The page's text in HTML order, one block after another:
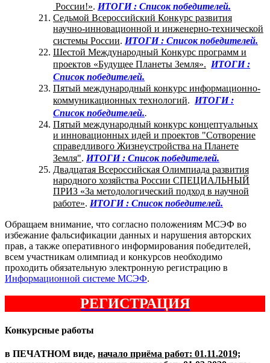
России!». ИТОГИ : Список победителей.
Седьмой Всероссийский Конкурс развития
научно-инновационной и инженерно-технической
системы России. ИТОГИ : Список победителей.
Шестой Международный Конкурс программ и
проектов «Будущее Планеты Земля». ИТОГИ :
Список победителей.
Пятый международный конкурс информационно-
коммуникационных технологий. ИТОГИ :
Список победителей..
Пятый международный конкурс концептуальных
и инновационных идей и проектов "Сотворение
справедливого Жизнеустройства на Планете
Земля". ИТОГИ : Список победителей.
Двадцатая Всероссийская Олимпиада развития
народного хозяйства России СПЕЦИАЛЬНЫЙ
ПРИЗ «За методологический подход в научной
работе». ИТОГИ : Список победителей.
Обращаем внимание, что согласно положениям МСЭФ во
избежание фальсификации данных и нарушения авторских
прав, а также оперативного информирования победителей,
всем участникам олимпиад и конкурсов необходимо
проходить обязательную электронную регистрацию в
Информационной системе МСЭФ.
РЕГИСТРАЦИЯ
Конкурсные работы
в ПЕЧАТНОМ виде, начало приёма работ: 01.11.2019;